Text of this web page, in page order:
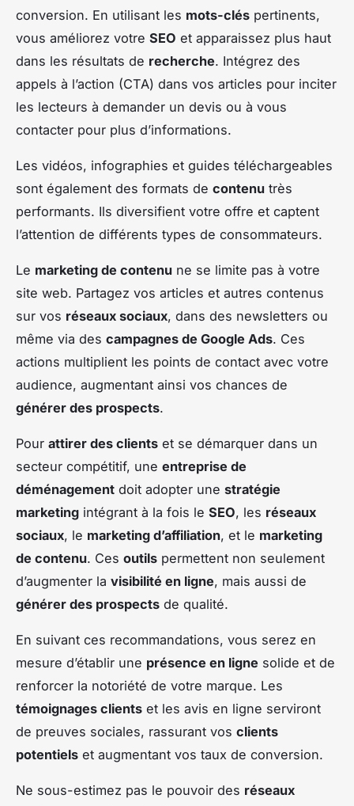
conversion. En utilisant les mots-clés pertinents,
vous améliorez votre SEO et apparaissez plus haut
dans les résultats de recherche. Intégrez des
appels à l’action (CTA) dans vos articles pour inciter
les lecteurs à demander un devis ou à vous
contacter pour plus d’informations.
Les vidéos, infographies et guides téléchargeables
sont également des formats de contenu très
performants. Ils diversifient votre offre et captent
l’attention de différents types de consommateurs.
Le marketing de contenu ne se limite pas à votre
site web. Partagez vos articles et autres contenus
sur vos réseaux sociaux, dans des newsletters ou
même via des campagnes de Google Ads. Ces
actions multiplient les points de contact avec votre
audience, augmentant ainsi vos chances de
générer des prospects.
Pour attirer des clients et se démarquer dans un
secteur compétitif, une entreprise de
déménagement doit adopter une stratégie
marketing intégrant à la fois le SEO, les réseaux
sociaux, le marketing d’affiliation, et le marketing
de contenu. Ces outils permettent non seulement
d’augmenter la visibilité en ligne, mais aussi de
générer des prospects de qualité.
En suivant ces recommandations, vous serez en
mesure d’établir une présence en ligne solide et de
renforcer la notoriété de votre marque. Les
témoignages clients et les avis en ligne serviront
de preuves sociales, rassurant vos clients
potentiels et augmentant vos taux de conversion.
Ne sous-estimez pas le pouvoir des réseaux